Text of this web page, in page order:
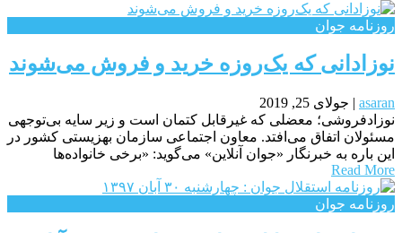
روزنامه جوان
نوزادانی که یک‌روزه خرید و فروش می‌شوند
asaran
| جولای 25, 2019
نوزادفروشی؛ معضلی که غیرقابل کتمان است و زیر سایه بی‌توجهی
مسئولان اتفاق می‌افتد. معاون اجتماعی سازمان بهزیستی کشور در
این باره به خبرنگار «جوان آنلاین» می‌گوید: «برخی خانواده‌ها
Read More
روزنامه جوان